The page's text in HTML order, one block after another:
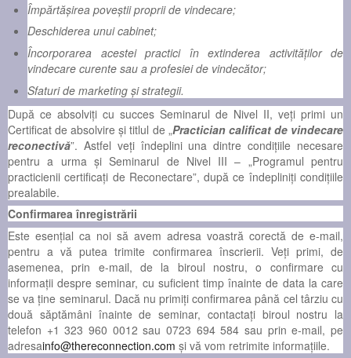
Împărtăşirea poveştii proprii de vindecare;
Deschiderea unui cabinet;
Încorporarea acestei practici în extinderea activităţilor de
vindecare curente sau a profesiei de vindecător;
Sfaturi de marketing şi strategii.
După ce absolviţi cu succes Seminarul de Nivel II, veţi primi un
Certificat de absolvire şi titlul de „Practician calificat de vindecare
reconectivă”. Astfel veţi îndeplini una dintre condițiile necesare
pentru a urma și Seminarul de Nivel III – „Programul pentru
practicienii certificaţi de Reconectare”, după ce îndepliniţi condiţiile
prealabile.
Confirmarea înregistrării
Este esenţial ca noi să avem adresa voastră corectă de e-mail,
pentru a vă putea trimite confirmarea înscrierii. Veţi primi, de
asemenea, prin e-mail, de la biroul nostru, o confirmare cu
informaţii despre seminar, cu suficient timp înainte de data la care
se va ţine seminarul. Dacă nu primiţi confirmarea până cel târziu cu
două săptămâni înainte de seminar, contactaţi biroul nostru la
telefon +1 323 960 0012 sau 0723 694 584 sau prin e-mail, pe
adresainfo@thereconnection.com şi vă vom retrimite informaţiile.